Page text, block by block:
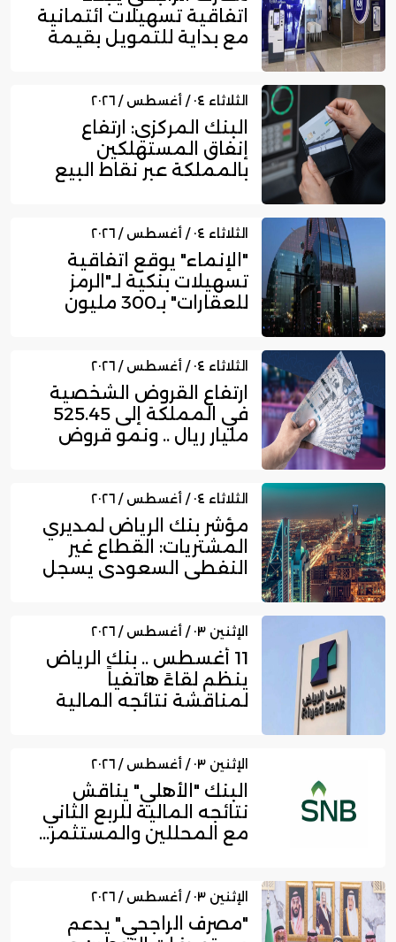
اتفاقية تسهيلات ائتمانية
مع بداية للتمويل بقيمة
الثلاثاء ٠٤ / أغسطس / ٢٠٢٦
البنك المركزي: ارتفاع
إنفاق المستهلكين
بالمملكة عبر نقاط البيع
الثلاثاء ٠٤ / أغسطس / ٢٠٢٦
"الإنماء" يوقع اتفاقية
تسهيلات بنكية لـ"الرمز
للعقارات" بـ300 مليون
الثلاثاء ٠٤ / أغسطس / ٢٠٢٦
ارتفاع القروض الشخصية
في المملكة إلى 525.45
مليار ريال .. ونمو قروض
الثلاثاء ٠٤ / أغسطس / ٢٠٢٦
مؤشر بنك الرياض لمديري
المشتريات: القطاع غير
النفطي السعودي يسجل
الإثنين ٠٣ / أغسطس / ٢٠٢٦
11 أغسطس .. بنك الرياض
ينظم لقاءً هاتفياً
لمناقشة نتائجه المالية
الإثنين ٠٣ / أغسطس / ٢٠٢٦
البنك "الأهلي" يناقش
نتائجه المالية للربع الثاني
مع المحللين والمستثمر...
الإثنين ٠٣ / أغسطس / ٢٠٢٦
"مصرف الراجحي" يدعم